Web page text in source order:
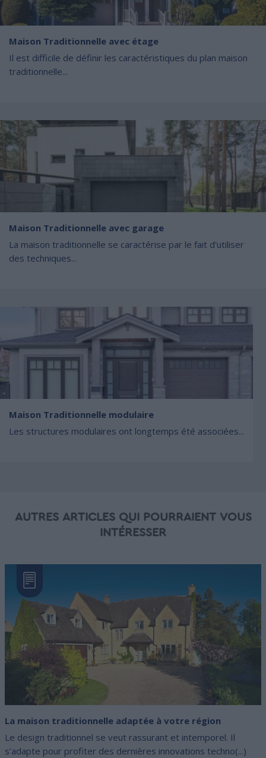
Maison Traditionnelle avec étage
Il est difficile de définir les caractéristiques du plan maison
traditionnelle...
Maison Traditionnelle avec garage
La maison traditionnelle se caractérise par le fait d'utiliser
des techniques...
Maison Traditionnelle modulaire
Les structures modulaires ont longtemps été associées...
AUTRES ARTICLES QUI POURRAIENT VOUS
INTÉRESSER
La maison traditionnelle adaptée à votre région
Le design traditionnel se veut rassurant et intemporel. Il
s’adapte pour profiter des dernières innovations techno(...)